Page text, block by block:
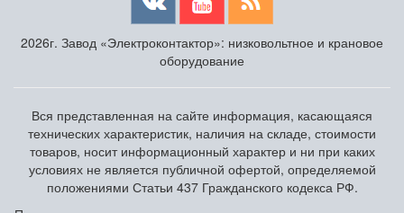
2026г. Завод «Электроконтактор»: низковольтное и крановое
оборудование
Вся представленная на сайте информация, касающаяся
технических характеристик, наличия на складе, стоимости
товаров, носит информационный характер и ни при каких
условиях не является публичной офертой, определяемой
положениями Статьи 437 Гражданского кодекса РФ.